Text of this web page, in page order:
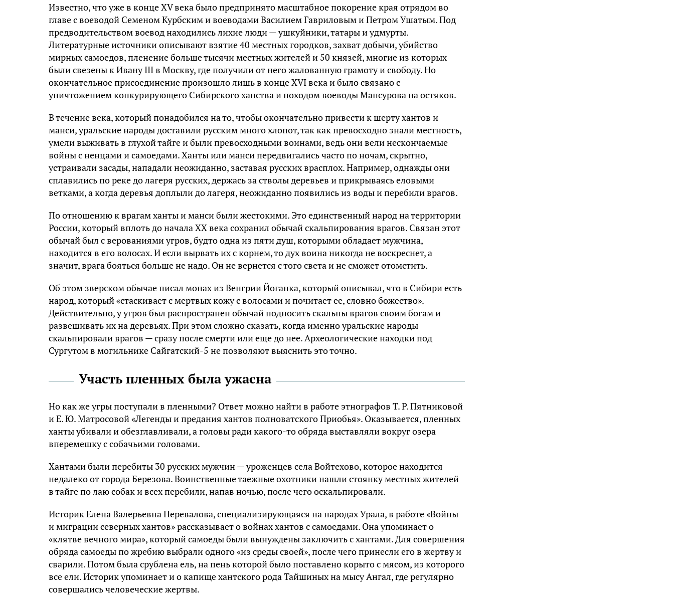
Известно, что уже в конце XV века было предпринято масштабное покорение края отрядом во
главе с воеводой Семеном Курбским и воеводами Василием Гавриловым и Петром Ушатым. Под
предводительством воевод находились лихие люди — ушкуйники, татары и удмурты.
Литературные источники описывают взятие 40 местных городков, захват добычи, убийство
мирных самоедов, пленение больше тысячи местных жителей и 50 князей, многие из которых
были свезены к Ивану III в Москву, где получили от него жалованную грамоту и свободу. Но
окончательное присоединение произошло лишь в конце XVI века и было связано с
уничтожением конкурирующего Сибирского ханства и походом воеводы Мансурова на остяков.
В течение века, который понадобился на то, чтобы окончательно привести к шерту хантов и
манси, уральские народы доставили русским много хлопот, так как превосходно знали местность,
умели выживать в глухой тайге и были превосходными воинами, ведь они вели нескончаемые
войны с ненцами и самоедами. Ханты или манси передвигались часто по ночам, скрытно,
устраивали засады, нападали неожиданно, заставая русских врасплох. Например, однажды они
сплавились по реке до лагеря русских, держась за стволы деревьев и прикрываясь еловыми
ветками, а когда деревья доплыли до лагеря, неожиданно появились из воды и перебили врагов.
По отношению к врагам ханты и манси были жестокими. Это единственный народ на территории
России, который вплоть до начала XX века сохранил обычай скальпирования врагов. Связан этот
обычай был с верованиями угров, будто одна из пяти душ, которыми обладает мужчина,
находится в его волосах. И если вырвать их с корнем, то дух воина никогда не воскреснет, а
значит, врага бояться больше не надо. Он не вернется с того света и не сможет отомстить.
Об этом зверском обычае писал монах из Венгрии Йоганка, который описывал, что в Сибири есть
народ, который «стаскивает с мертвых кожу с волосами и почитает ее, словно божество».
Действительно, у угров был распространен обычай подносить скальпы врагов своим богам и
развешивать их на деревьях. При этом сложно сказать, когда именно уральские народы
скальпировали врагов — сразу после смерти или еще до нее. Археологические находки под
Сургутом в могильнике Сайгатский-5 не позволяют выяснить это точно.
Участь пленных была ужасна
Но как же угры поступали в пленными? Ответ можно найти в работе этнографов Т. Р. Пятниковой
и Е. Ю. Матросовой «Легенды и предания хантов полноватского Приобья». Оказывается, пленных
ханты убивали и обезглавливали, а головы ради какого-то обряда выставляли вокруг озера
вперемешку с собачьими головами.
Хантами были перебиты 30 русских мужчин — уроженцев села Войтехово, которое находится
недалеко от города Березова. Воинственные таежные охотники нашли стоянку местных жителей
в тайге по лаю собак и всех перебили, напав ночью, после чего оскальпировали.
Историк Елена Валерьевна Перевалова, специализирующаяся на народах Урала, в работе «Войны
и миграции северных хантов» рассказывает о войнах хантов с самоедами. Она упоминает о
«клятве вечного мира», который самоеды были вынуждены заключить с хантами. Для совершения
обряда самоеды по жребию выбрали одного «из среды своей», после чего принесли его в жертву и
сварили. Потом была срублена ель, на пень которой было поставлено корыто с мясом, из которого
все ели. Историк упоминает и о капище хантского рода Тайшиных на мысу Ангал, где регулярно
совершались человеческие жертвы.